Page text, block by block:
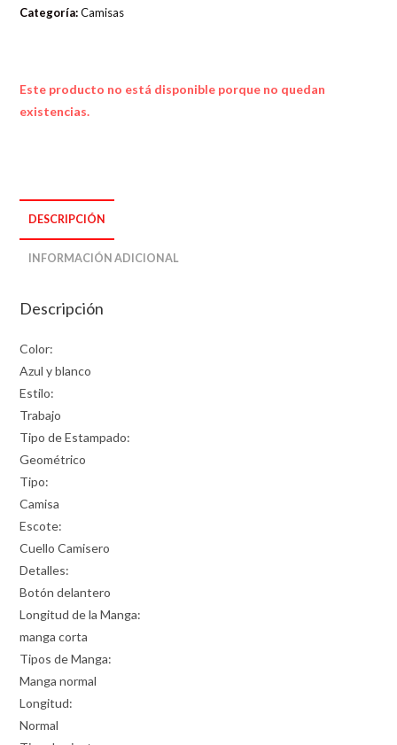
Categoría:Camisas
Este producto no está disponible porque no quedan
existencias.
DESCRIPCIÓN
INFORMACIÓN ADICIONAL
Descripción
Color:
Azul y blanco
Estilo:
Trabajo
Tipo de Estampado:
Geométrico
Tipo:
Camisa
Escote:
Cuello Camisero
Detalles:
Botón delantero
Longitud de la Manga:
manga corta
Tipos de Manga:
Manga normal
Longitud:
Normal